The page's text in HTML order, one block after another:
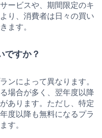
ービスや、期間限定のキ
り、消費者は日々の買い
ます。
ですか？
ンによって異なります。
場合が多く、翌年度以降
あります。ただし、特定
度以降も無料になるプラ
す。